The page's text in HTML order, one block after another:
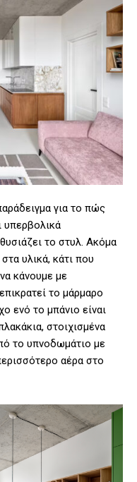
για το πώς
υπερβολικά
το στυλ. Ακόμα
υλικά, κάτι που
κάνουμε με
το μάρμαρο
ενό το μπάνιο είναι
στοιχισμένα
το υπνοδωμάτιο με
αέρα στο